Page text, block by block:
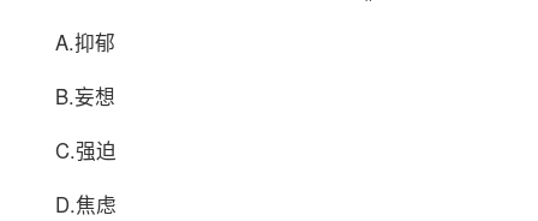
A.抑郁
B.妄想
C.强迫
D.焦虑